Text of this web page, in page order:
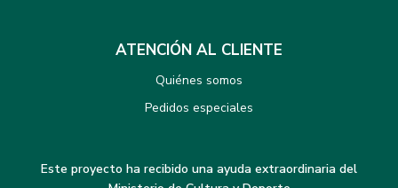
ATENCIÓN AL CLIENTE
Quiénes somos
Pedidos especiales
Este proyecto ha recibido una ayuda extraordinaria del